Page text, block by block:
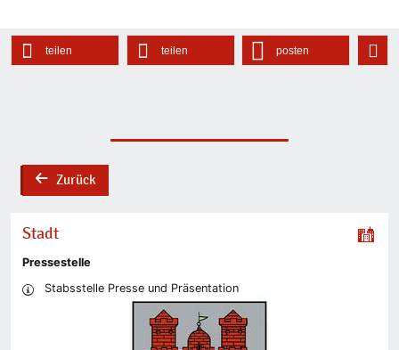
teilen teilen posten
backZurück
Stadt
Pressestelle
Stabsstelle Presse und Präsentation